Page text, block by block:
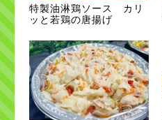
特製油淋鶏ソース カリ
ッと若鶏の唐揚げ